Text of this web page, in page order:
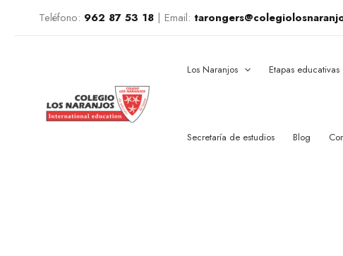
Teléfono: 962 87 53 18 | Email:
Los Naranjos Etapas educativas
Secretaría de estudios Blog